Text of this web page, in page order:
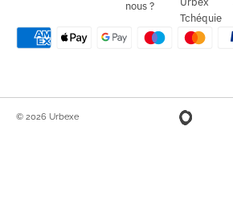
nous ?
Tchéquie
© 2026 Urbexe